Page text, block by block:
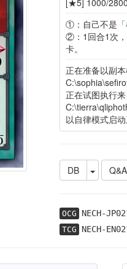
①：自己不是「
②：1回合1次
卡。
正在准备以副
正在试图执行来
以自律模式启动
DB Q&A
OCG NECH-
TCG NECH-